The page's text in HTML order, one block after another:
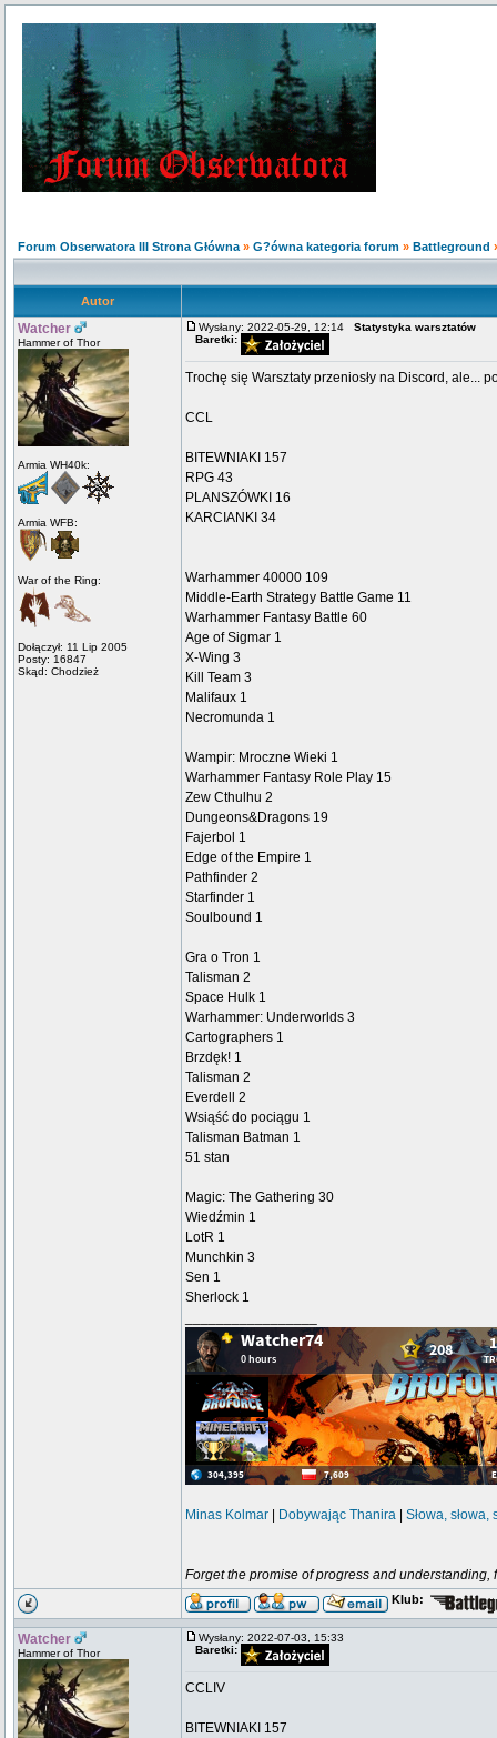
Forum Obserwatora III Strona Główna » G?ówna kategoria forum » Battleground
Autor
Watcher
Hammer of Thor
Armia WH40k:
Armia WFB:
War of the Ring:
Dołączył: 11 Lip 2005
Posty: 16847
Skąd: Chodzież
Wysłany: 2022-05-29, 12:14 Statystyka warsztatów
Baretki:
Trochę się Warsztaty przeniosły na Discord, ale...
CCL
BITEWNIAKI 157
RPG 43
PLANSZÓWKI 16
KARCIANKI 34
Warhammer 40000 109
Middle-Earth Strategy Battle Game 11
Warhammer Fantasy Battle 60
Age of Sigmar 1
X-Wing 3
Kill Team 3
Malifaux 1
Necromunda 1
Wampir: Mroczne Wieki 1
Warhammer Fantasy Role Play 15
Zew Cthulhu 2
Dungeons&Dragons 19
Fajerbol 1
Edge of the Empire 1
Pathfinder 2
Starfinder 1
Soulbound 1
Gra o Tron 1
Talisman 2
Space Hulk 1
Warhammer: Underworlds 3
Cartographers 1
Brzdęk! 1
Talisman 2
Everdell 2
Wsiąść do pociągu 1
Talisman Batman 1
51 stan
Magic: The Gathering 30
Wiedźmin 1
LotR 1
Munchkin 3
Sen 1
Sherlock 1
Minas Kolmar Dobywając Thanira Słowa, słowa,
Forget the promise of progress and
Klub:
Watcher
Hammer of Thor
Wysłany: 2022-07-03, 15:33
Baretki:
CCLIV
BITEWNIAKI 157